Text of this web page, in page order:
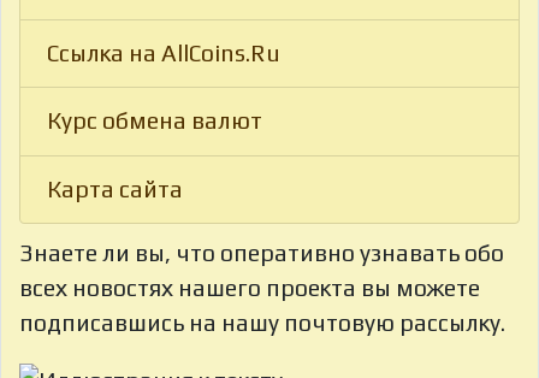
Ссылка на AllCoins.Ru
Курс обмена валют
Карта сайта
Знаете ли вы, что оперативно узнавать обо
всех новостях нашего проекта вы можете
подписавшись на нашу почтовую рассылку.